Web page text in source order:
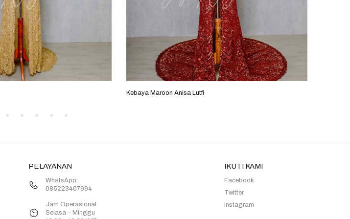
Kebaya Maroon Anisa Lutfi
PELAYANAN
WhatsApp:
085223407994
Jam Operasional:
Selasa – Minggu
IKUTI KAMI
Facebook
Twitter
Instagram